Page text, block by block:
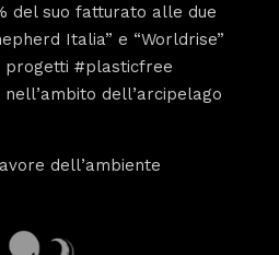
del suo fatturato alle due
Italia” e “Worldrise”
progetti #plasticfree
dell’arcipelago
dell’ambiente